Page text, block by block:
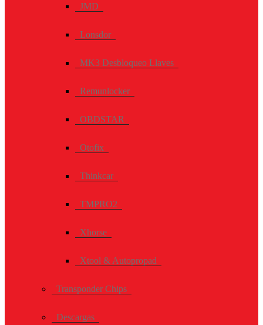
JMD
Lonsdor
MK3 Desbloqueo Llaves
Remunlocker
OBDSTAR
Otofix
Thinkcar
TMPRO2
Xhorse
Xtool & Autopropad
Transponder Chips
Descargas